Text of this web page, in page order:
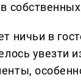
ничьи в
увезти